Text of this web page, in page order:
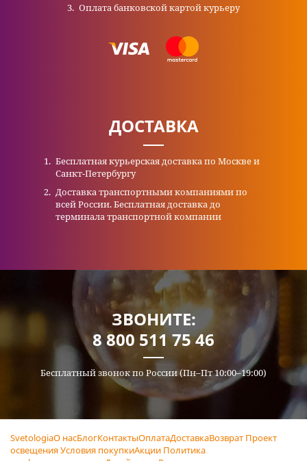
Оплата банковской картой курьеру
ДОСТАВКА
Бесплатная курьерская доставка по Москве и
Санкт-Петербургу
Доставка транспортными компаниями по
всей России. Бесплатная доставка до
терминала транспортной компании
ЗВОНИТЕ:
8 800 511 75 46
Бесплатный звонок по России (Пн–Пт 10:00–19:00)
SvetologiaО насБлогКонтактыОплатаДоставкаВозврат Проект
освещенияУсловия покупкиАкции Политика